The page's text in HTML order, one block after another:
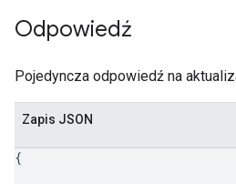
Odpowiedź
Pojedyncza odpowiedź na
Zapis JSON
{